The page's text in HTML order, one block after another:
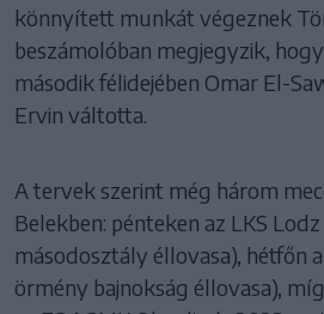
könnyített munkát végeznek
beszámolóban megjegyzik,
második félidejében Omar El-
Ervin váltotta.
A tervek szerint még három
Belekben: pénteken az LKS
másodosztály éllovasa), hétfőn
örmény bajnokság éllovasa),